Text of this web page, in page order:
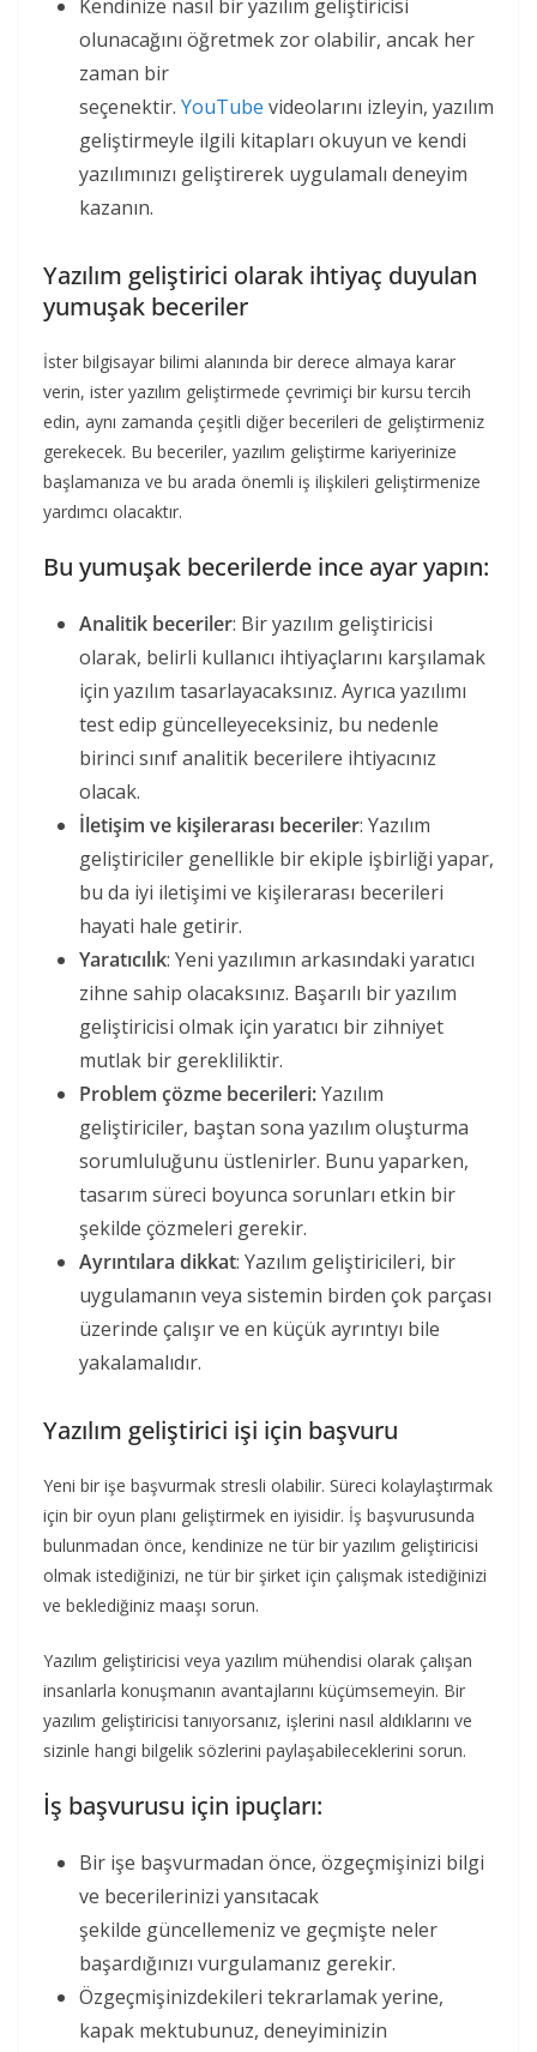
Kendinize nasıl bir yazılım geliştiricisi
olunacağını öğretmek zor olabilir, ancak her
zaman bir
seçenektir. YouTube videolarını izleyin, yazılım
geliştirmeyle ilgili kitapları okuyun ve kendi
yazılımınızı geliştirerek uygulamalı deneyim
kazanın.
Yazılım geliştirici olarak ihtiyaç duyulan
yumuşak beceriler
İster bilgisayar bilimi alanında bir derece almaya karar
verin, ister yazılım geliştirmede çevrimiçi bir kursu tercih
edin, aynı zamanda çeşitli diğer becerileri de geliştirmeniz
gerekecek. Bu beceriler, yazılım geliştirme kariyerinize
başlamanıza ve bu arada önemli iş ilişkileri geliştirmenize
yardımcı olacaktır.
Bu yumuşak becerilerde ince ayar yapın:
Analitik beceriler: Bir yazılım geliştiricisi
olarak, belirli kullanıcı ihtiyaçlarını karşılamak
için yazılım tasarlayacaksınız. Ayrıca yazılımı
test edip güncelleyeceksiniz, bu nedenle
birinci sınıf analitik becerilere ihtiyacınız
olacak.
İletişim ve kişilerarası beceriler: Yazılım
geliştiriciler genellikle bir ekiple işbirliği yapar,
bu da iyi iletişimi ve kişilerarası becerileri
hayati hale getirir.
Yaratıcılık: Yeni yazılımın arkasındaki yaratıcı
zihne sahip olacaksınız. Başarılı bir yazılım
geliştiricisi olmak için yaratıcı bir zihniyet
mutlak bir gerekliliktir.
Problem çözme becerileri:Yazılım
geliştiriciler, baştan sona yazılım oluşturma
sorumluluğunu üstlenirler. Bunu yaparken,
tasarım süreci boyunca sorunları etkin bir
şekilde çözmeleri gerekir.
Ayrıntılara dikkat: Yazılım geliştiricileri, bir
uygulamanın veya sistemin birden çok parçası
üzerinde çalışır ve en küçük ayrıntıyı bile
yakalamalıdır.
Yazılım geliştirici işi için başvuru
Yeni bir işe başvurmak stresli olabilir. Süreci kolaylaştırmak
için bir oyun planı geliştirmek en iyisidir. İş başvurusunda
bulunmadan önce, kendinize ne tür bir yazılım geliştiricisi
olmak istediğinizi, ne tür bir şirket için çalışmak istediğinizi
ve beklediğiniz maaşı sorun.
Yazılım geliştiricisi veya yazılım mühendisi olarak çalışan
insanlarla konuşmanın avantajlarını küçümsemeyin. Bir
yazılım geliştiricisi tanıyorsanız, işlerini nasıl aldıklarını ve
sizinle hangi bilgelik sözlerini paylaşabileceklerini sorun.
İş başvurusu için ipuçları:
Bir işe başvurmadan önce, özgeçmişinizi bilgi
ve becerilerinizi yansıtacak
şekilde güncellemeniz ve geçmişte neler
başardığınızı vurgulamanız gerekir.
Özgeçmişinizdekileri tekrarlamak yerine,
kapak mektubunuz, deneyiminizin